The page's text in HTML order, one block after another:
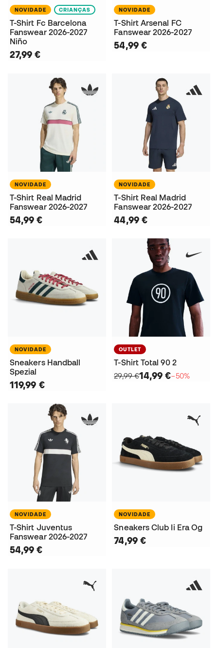
NOVIDADE CRIANÇAS
T-Shirt Fc Barcelona
Fanswear 2026-2027
Niño
27,99 €
NOVIDADE
T-Shirt Arsenal FC
Fanswear 2026-2027
54,99 €
NOVIDADE
T-Shirt Real Madrid
Fanswear 2026-2027
54,99 €
NOVIDADE
T-Shirt Real Madrid
Fanswear 2026-2027
44,99 €
NOVIDADE
Sneakers Handball
Spezial
119,99 €
OUTLET
T-Shirt Total 90 2
29,99 €14,99 €−50%
NOVIDADE
T-Shirt Juventus
Fanswear 2026-2027
54,99 €
NOVIDADE
Sneakers Club Ii Era Og
74,99 €